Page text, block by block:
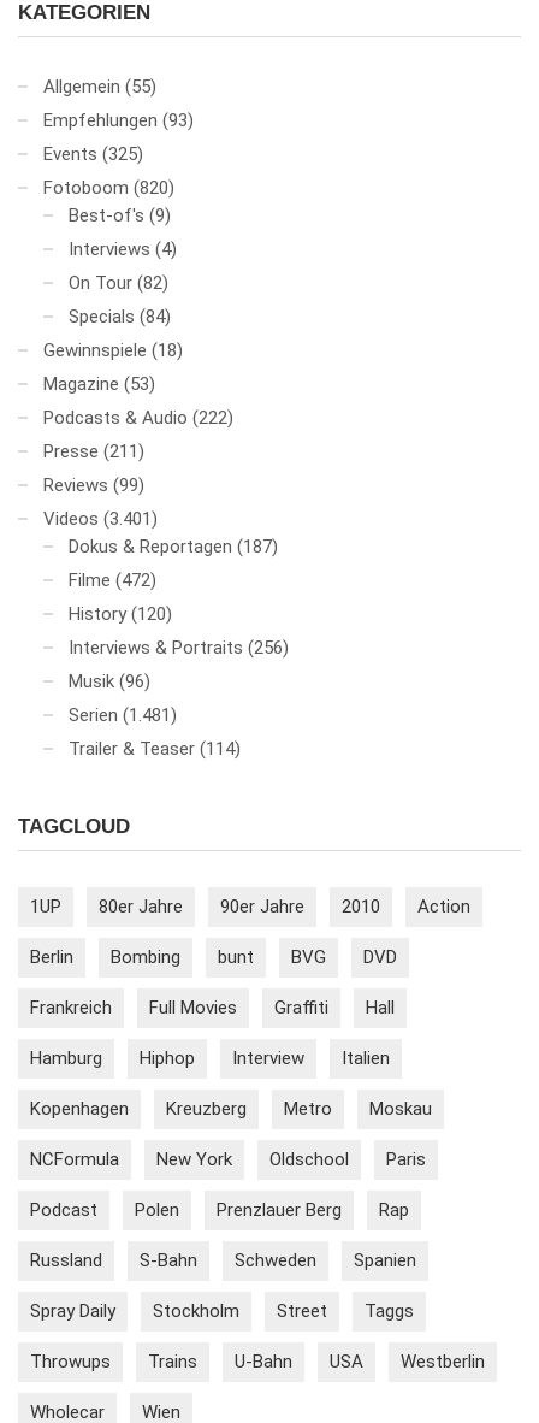
KATEGORIEN
Allgemein (55)
Empfehlungen (93)
Events (325)
Fotoboom (820)
Best-of's (9)
Interviews (4)
On Tour (82)
Specials (84)
Gewinnspiele (18)
Magazine (53)
Podcasts & Audio (222)
Presse (211)
Reviews (99)
Videos (3.401)
Dokus & Reportagen (187)
Filme (472)
History (120)
Interviews & Portraits (256)
Musik (96)
Serien (1.481)
Trailer & Teaser (114)
TAGCLOUD
1UP 80er Jahre 90er Jahre 2010 Action
Berlin Bombing bunt BVG DVD
Frankreich Full Movies Graffiti Hall
Hamburg Hiphop Interview Italien
Kopenhagen Kreuzberg Metro Moskau
NCFormula New York Oldschool Paris
Podcast Polen Prenzlauer Berg Rap
Russland S-Bahn Schweden Spanien
Spray Daily Stockholm Street Taggs
Throwups Trains U-Bahn USA Westberlin
Wholecar Wien